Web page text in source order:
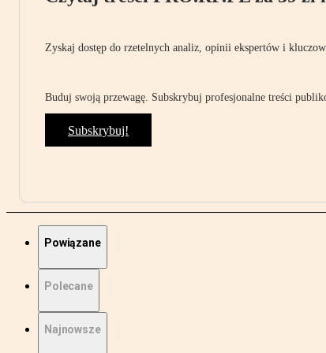
Zyskaj dostęp do rzetelnych analiz, opinii ekspertów i
Buduj swoją przewagę. Subskrybuj profesjonalne treści
Subskrybuj!
Powiązane
Polecane
Najnowsze